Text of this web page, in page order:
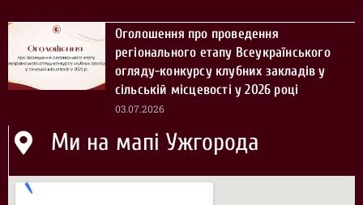
Оголошення про проведення
регіонального етапу Всеукраїнського
огляду-конкурсу клубних закладів у
сільській місцевості у 2026 році
03.07.2026
Ми на мапі Ужгорода